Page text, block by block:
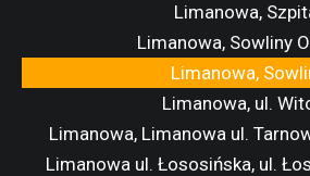
Limanowa,
Limanowa, Sowliny
Limanowa,
Limanowa, ul.
Limanowa, Limanowa ul.
Limanowa ul. Łososińska, ul.